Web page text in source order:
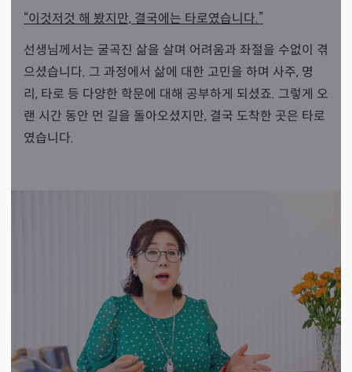
“이것저것 해 봤지만, 결국에는 타로였습니다.”
선생님께서는 굴곡진 삶을 살며 어려움과 좌절을 수없이 겪
으셨습니다. 그 과정에서 삶에 대한 고민을 하며 사주, 명
리, 타로 등 다양한 학문에 대해 공부하게 되셨죠. 그렇게 오
랜 시간 동안 먼 길을 돌아오셨지만, 결국 도착한 곳은 타로
였습니다.